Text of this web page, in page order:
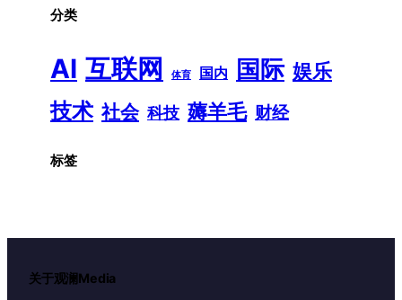
分类
AI 互联网 体育 国内 国际 娱乐
技术 社会 科技 薅羊毛 财经
标签
关于观澜Media